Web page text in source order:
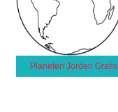
Planeten Jorden Gratis